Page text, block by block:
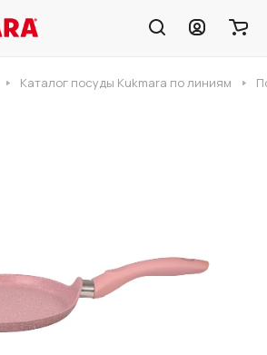
Каталог посуды Kukmara по линиям